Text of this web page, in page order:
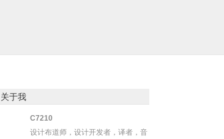
关于我
C7210
设计布道师，设计开发者，译者，音